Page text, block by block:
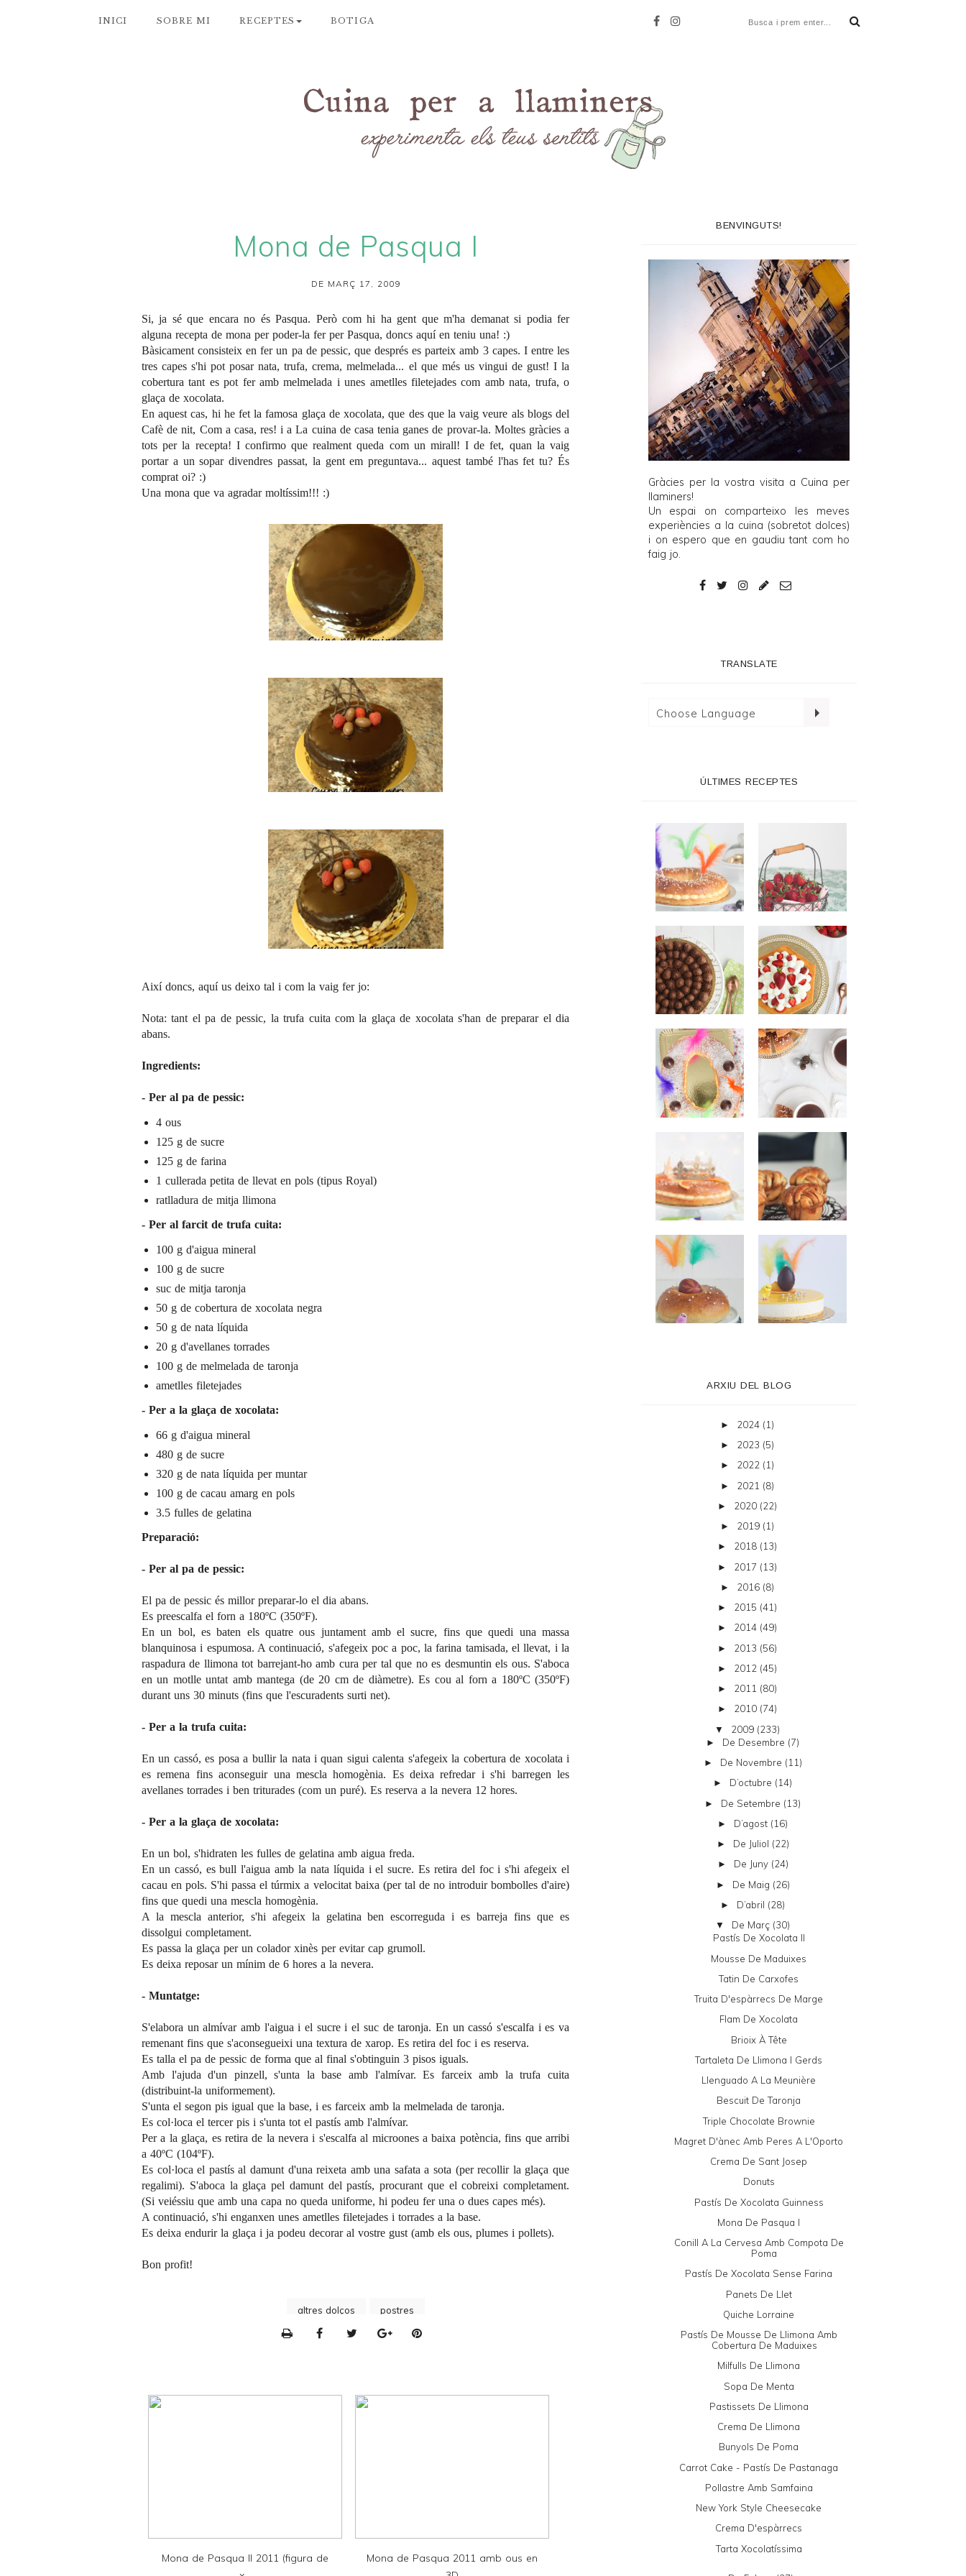
INICI SOBRE MI RECEPTES BOTIGA
Mona de Pasqua I
DE MARÇ 17, 2009
Si, ja sé que encara no és Pasqua. Però com hi ha gent que m'ha demanat si podia fer
alguna recepta de mona per poder-la fer per Pasqua, doncs aquí en teniu una! :)
Bàsicament consisteix en fer un pa de pessic, que després es parteix amb 3 capes. I entre les
tres capes s'hi pot posar nata, trufa, crema, melmelada... el que més us vingui de gust! I la
cobertura tant es pot fer amb melmelada i unes ametlles filetejades com amb nata, trufa, o
glaça de xocolata.
En aquest cas, hi he fet la famosa glaça de xocolata, que des que la vaig veure als blogs del
Cafè de nit, Com a casa, res! i aLa cuina de casa tenia ganes de provar-la. Moltes gràcies a
tots per la recepta! I confirmo que realment queda com un mirall! I de fet, quan la vaig
portar a un sopar divendres passat, la gent em preguntava... aquest també l'has fet tu? És
comprat oi? :)
Una mona que va agradar moltíssim!!! :)
Així doncs, aquí us deixo tal i com la vaig fer jo:
Nota: tant el pa de pessic, la trufa cuita com la glaça de xocolata s'han de preparar el dia
abans.
Ingredients:
- Per al pa de pessic:
4 ous
125 g de sucre
125 g de farina
1 cullerada petita de llevat en pols (tipus Royal)
ratlladura de mitja llimona
- Per al farcit de trufa cuita:
100 g d'aigua mineral
100 g de sucre
suc de mitja taronja
50 g de cobertura de xocolata negra
50 g de nata líquida
20 g d'avellanes torrades
100 g de melmelada de taronja
ametlles filetejades
- Per a la glaça de xocolata:
66 g d'aigua mineral
480 g de sucre
320 g de nata líquida per muntar
100 g de cacau amarg en pols
3.5 fulles de gelatina
Preparació:
- Per al pa de pessic:
El pa de pessic és millor preparar-lo el dia abans.
Es preescalfa el forn a 180ºC (350ºF).
En un bol, es baten els quatre ous juntament amb el sucre, fins que quedi una massa
blanquinosa i espumosa. A continuació, s'afegeix poc a poc, la farina tamisada, el llevat, i la
raspadura de llimona tot barrejant-ho amb cura per tal que no es desmuntin els ous. S'aboca
en un motlle untat amb mantega (de 20 cm de diàmetre). Es cou al forn a 180ºC (350ºF)
durant uns 30 minuts (fins que l'escuradents surti net).
- Per a la trufa cuita:
En un cassó, es posa a bullir la nata i quan sigui calenta s'afegeix la cobertura de xocolata i
es remena fins aconseguir una mescla homogènia. Es deixa refredar i s'hi barregen les
avellanes torrades i ben triturades (com un puré). Es reserva a la nevera 12 hores.
- Per a la glaça de xocolata:
En un bol, s'hidraten les fulles de gelatina amb aigua freda.
En un cassó, es bull l'aigua amb la nata líquida i el sucre. Es retira del foc i s'hi afegeix el
cacau en pols. S'hi passa el túrmix a velocitat baixa (per tal de no introduir bombolles d'aire)
fins que quedi una mescla homogènia.
A la mescla anterior, s'hi afegeix la gelatina ben escorreguda i es barreja fins que es
dissolgui completament.
Es passa la glaça per un colador xinès per evitar cap grumoll.
Es deixa reposar un mínim de 6 hores a la nevera.
- Muntatge:
S'elabora un almívar amb l'aigua i el sucre i el suc de taronja. En un cassó s'escalfa i es va
remenant fins que s'aconsegueixi una textura de xarop. Es retira del foc i es reserva.
Es talla el pa de pessic de forma que al final s'obtinguin 3 pisos iguals.
Amb l'ajuda d'un pinzell, s'unta la base amb l'almívar. Es farceix amb la trufa cuita
(distribuint-la uniformement).
S'unta el segon pis igual que la base, i es farceix amb la melmelada de taronja.
Es col·loca el tercer pis i s'unta tot el pastís amb l'almívar.
Per a la glaça, es retira de la nevera i s'escalfa al microones a baixa potència, fins que arribi
a 40ºC (104ºF).
Es col·loca el pastís al damunt d'una reixeta amb una safata a sota (per recollir la glaça que
regalimi). S'aboca la glaça pel damunt del pastís, procurant que el cobreixi completament.
(Si veiéssiu que amb una capa no queda uniforme, hi podeu fer una o dues capes més).
A continuació, s'hi enganxen unes ametlles filetejades i torrades a la base.
Es deixa endurir la glaça i ja podeu decorar al vostre gust (amb els ous, plumes i pollets).
Bon profit!
altres dolços postres
n
Mona de Pasqua II 2011 (figura de
Mona de Pasqua 2011 amb ous en
BENVINGUTS!
Gràcies per la vostra visita a Cuina per
llaminers!
Un espai on comparteixo les meves
experiències a la cuina (sobretot dolces)
i on espero que en gaudiu tant com ho
faig jo.
TRANSLATE
ÚLTIMES RECEPTES
ARXIU DEL BLOG
► 2024 (1)
► 2023 (5)
► 2022 (1)
► 2021 (8)
► 2020 (22)
► 2019 (1)
► 2018 (13)
► 2017 (13)
► 2016 (8)
► 2015 (41)
► 2014 (49)
► 2013 (56)
► 2012 (45)
► 2011 (80)
► 2010 (74)
▼ 2009 (233)
► De Desembre (7)
► De Novembre (11)
► D’octubre (14)
► De Setembre (13)
► D’agost (16)
► De Juliol (22)
► De Juny (24)
► De Maig (26)
► D’abril (28)
▼ De Març (30)
Pastís De Xocolata II
Mousse De Maduixes
Tatin De Carxofes
Truita D'espàrrecs De Marge
Flam De Xocolata
Brioix À Tête
Tartaleta De Llimona I Gerds
Llenguado A La Meunière
Bescuit De Taronja
Triple Chocolate Brownie
Magret D'ànec Amb Peres A L'Oporto
Crema De Sant Josep
Donuts
Pastís De Xocolata Guinness
Mona De Pasqua I
Conill A La Cervesa Amb Compota De
Poma
Pastís De Xocolata Sense Farina
Panets De Llet
Quiche Lorraine
Pastís De Mousse De Llimona Amb
Cobertura De Maduixes
Milfulls De Llimona
Sopa De Menta
Pastissets De Llimona
Crema De Llimona
Bunyols De Poma
Carrot Cake - Pastís De Pastanaga
Pollastre Amb Samfaina
New York Style Cheesecake
Crema D'espàrrecs
Tarta Xocolatíssima